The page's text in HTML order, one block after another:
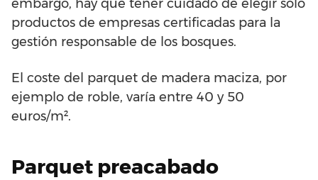
embargo, hay que tener cuidado de elegir sólo
productos de empresas certificadas para la
gestión responsable de los bosques.
El coste del parquet de madera maciza, por
ejemplo de roble, varía entre 40 y 50
euros/m².
Parquet preacabado